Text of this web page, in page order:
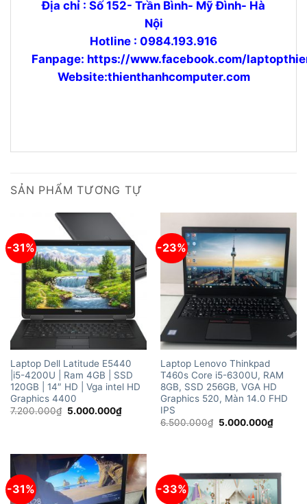
Địa chỉ : Số 152- Trần Bình- Mỹ Đình- Hà
Nội
Hotline : 0984.193.916
Fanpage: https://www.facebook.com/
Website:thienthanhcomputer.com
SẢN PHẨM TƯƠNG TỰ
-31%
Laptop Dell Latitude E5440
|i5-4200U | Ram 4GB | SSD
120GB | 14″ HD | Vga intel HD
Graphics 4400
7.200.000₫ Giá
5.000.000₫Giá
hiện
-23%
Laptop Lenovo Thinkpad
T460s Core i5-6300U, RAM
8GB, SSD 256GB, VGA HD
Graphics 520, Màn 14.0 FHD
IPS
6.500.000₫ Giá
5.000.000₫Giá
hiện
-31% -33%